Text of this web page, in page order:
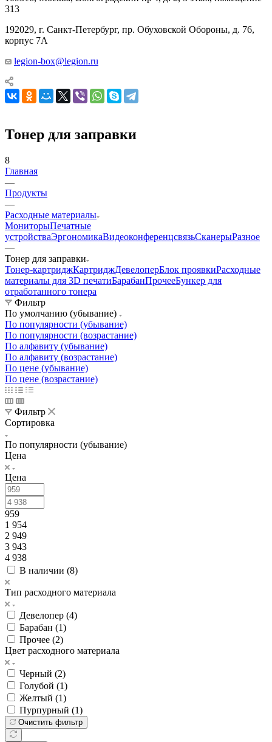
313
192029, г. Санкт-Петербург, пр. Обуховской Обороны, д. 76,
корпус 7А
legion-box@legion.ru
Тонер для заправки
8
Главная
—
Продукты
—
Расходные материалы
МониторыПечатные
устройстваЭргономикаВидеоконференцсвязьСканерыРазное
—
Тонер для заправки
Тонер-картриджКартриджДевелоперБлок проявкиРасходные
материалы для 3D печатиБарабанПрочееБункер для
отработанного тонера
Фильтр
По умолчанию (убывание)
По популярности (убывание)
По популярности (возрастание)
По алфавиту (убывание)
По алфавиту (возрастание)
По цене (убывание)
По цене (возрастание)
Фильтр
Сортировка
По популярности (убывание)
Цена
Цена
959
1 954
2 949
3 943
4 938
В наличии (8)
Тип расходного материала
Девелопер (4)
Барабан (1)
Прочее (2)
Цвет расходного материала
Черный (2)
Голубой (1)
Желтый (1)
Пурпурный (1)
Очистить фильтр